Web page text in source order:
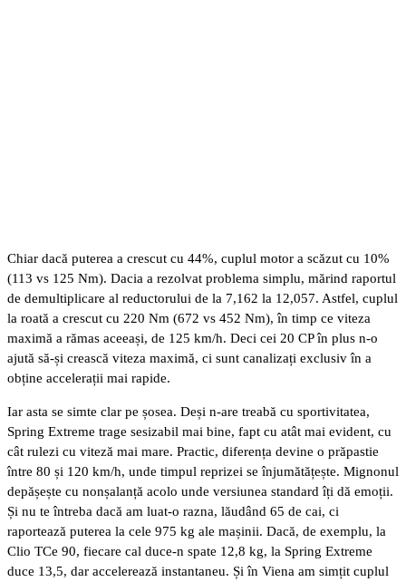
Chiar dacă puterea a crescut cu 44%, cuplul motor a scăzut cu 10%
(113 vs 125 Nm). Dacia a rezolvat problema simplu, mărind raportul
de demultiplicare al reductorului de la 7,162 la 12,057. Astfel, cuplul
la roată a crescut cu 220 Nm (672 vs 452 Nm), în timp ce viteza
maximă a rămas aceeași, de 125 km/h. Deci cei 20 CP în plus n-o
ajută să-și crească viteza maximă, ci sunt canalizați exclusiv în a
obține accelerații mai rapide.
Iar asta se simte clar pe șosea. Deși n-are treabă cu sportivitatea,
Spring Extreme trage sesizabil mai bine, fapt cu atât mai evident, cu
cât rulezi cu viteză mai mare. Practic, diferența devine o prăpastie
între 80 și 120 km/h, unde timpul reprizei se înjumătățește. Mignonul
depășește cu nonșalanță acolo unde versiunea standard îți dă emoții.
Și nu te întreba dacă am luat-o razna, lăudând 65 de cai, ci
raportează puterea la cele 975 kg ale mașinii. Dacă, de exemplu, la
Clio TCe 90, fiecare cal duce-n spate 12,8 kg, la Spring Extreme
duce 13,5, dar accelerează instantaneu. Și în Viena am simțit cuplul